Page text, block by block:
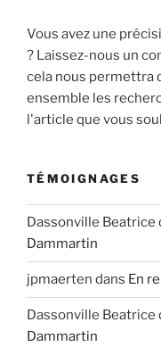
Vous avez une
? Laissez-nous un
cela nous permettra
ensemble les
l'article que vous
TÉMOIGNAGES
Dassonville Beatrice
Dammartin
jpmaerten dans En
Dassonville Beatrice
Dammartin